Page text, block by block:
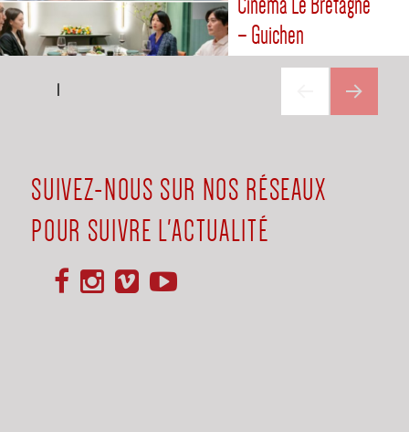
– Guichen
Navigation
1
SUIVEZ-NOUS SUR NOS RÉSEAUX
POUR SUIVRE L'ACTUALITÉ